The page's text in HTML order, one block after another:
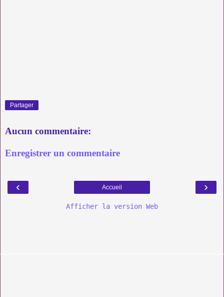
Partager
Aucun commentaire:
Enregistrer un commentaire
‹ ›
Accueil
Afficher la version Web